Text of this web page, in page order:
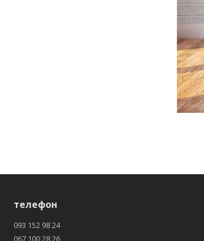
телефон
093 152 98 24
067 100 28 26